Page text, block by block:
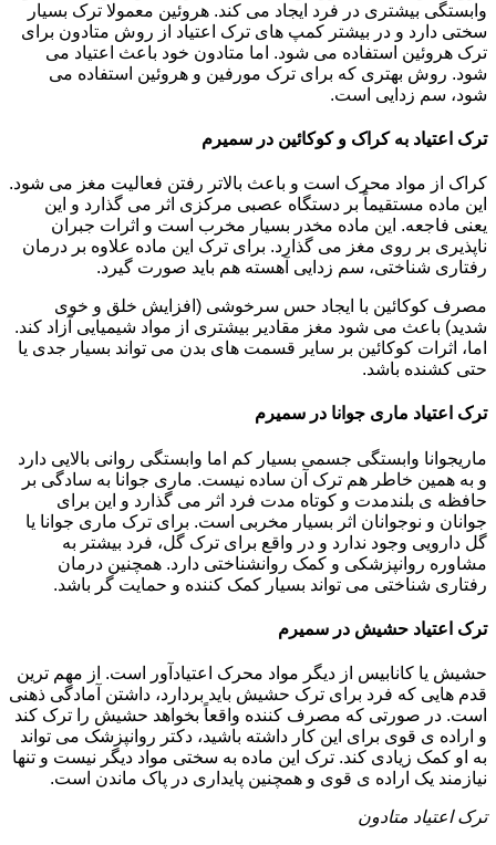
وابستگی بیشتری در فرد ایجاد می کند. هروئین معمولا ترک بسیار
سختی دارد و در بیشتر کمپ های ترک اعتیاد از روش متادون برای
ترک هروئین استفاده می شود. اما متادون خود باعث اعتیاد می
شود. روش بهتری که برای ترک مورفین و هروئین استفاده می
شود، سم زدایی است.
ترک اعتیاد به کراک و کوکائین در سمیرم
کراک از مواد محرک است و باعث بالاتر رفتن فعالیت مغز می شود.
این ماده مستقیماً بر دستگاه عصبی مرکزی اثر می گذارد و این
یعنی فاجعه. این ماده مخدر بسیار مخرب است و اثرات جبران
ناپذیری بر روی مغز می گذارد. برای ترک این ماده علاوه بر درمان
رفتاری شناختی، سم زدایی آهسته هم باید صورت گیرد.
مصرف کوکائین با ایجاد حس سرخوشی (افزایش خلق و خوی
شدید) باعث می شود مغز مقادیر بیشتری از مواد شیمیایی آزاد کند.
اما، اثرات کوکائین بر سایر قسمت های بدن می تواند بسیار جدی یا
حتی کشنده باشد.
ترک اعتیاد ماری جوانا در سمیرم
ماریجوانا وابستگی جسمی بسیار کم اما وابستگی روانی بالایی دارد
و به همین خاطر هم ترک آن ساده نیست. ماری جوانا به سادگی بر
حافظه ی بلندمدت و کوتاه مدت فرد اثر می گذارد و این برای
جوانان و نوجوانان اثر بسیار مخربی است. برای ترک ماری جوانا یا
گل دارویی وجود ندارد و در واقع برای ترک گل، فرد بیشتر به
مشاوره روانپزشکی و کمک روانشناختی دارد. همچنین درمان
رفتاری شناختی می تواند بسیار کمک کننده و حمایت گر باشد.
ترک اعتیاد حشیش در سمیرم
حشیش یا کانابیس از دیگر مواد محرک اعتیادآور است. از مهم ترین
قدم هایی که فرد برای ترک حشیش باید بردارد، داشتن آمادگی ذهنی
است. در صورتی که مصرف کننده واقعاً بخواهد حشیش را ترک کند
و اراده ی قوی برای این کار داشته باشید، دکتر روانپزشک می تواند
به او کمک زیادی کند. ترک این ماده به سختی مواد دیگر نیست و تنها
نیازمند یک اراده ی قوی و همچنین پایداری در پاک ماندن است.
ترک اعتیاد متادون